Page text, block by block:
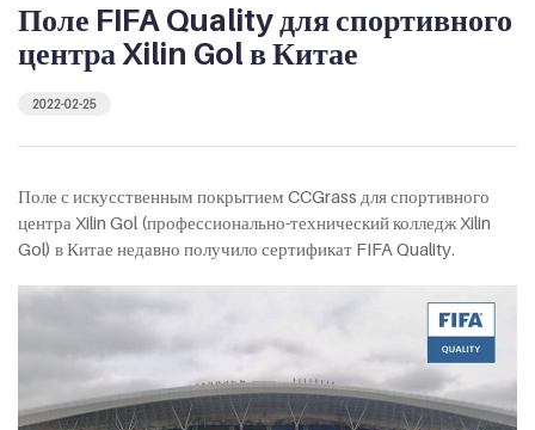
Поле FIFA Quality для спортивного
центра Xilin Gol в Китае
2022-02-25
Поле с искусственным покрытием CCGrass для спортивного
центра Xilin Gol (профессионально-технический колледж Xilin
Gol) в Китае недавно получило сертификат FIFA Quality.